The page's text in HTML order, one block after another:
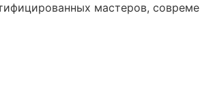
мастеров,